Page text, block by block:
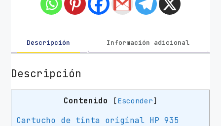
T
i
n
t
Descripción Información adicional
Descripción
Contenido [Esconder]
Cartucho de tinta original HP 935